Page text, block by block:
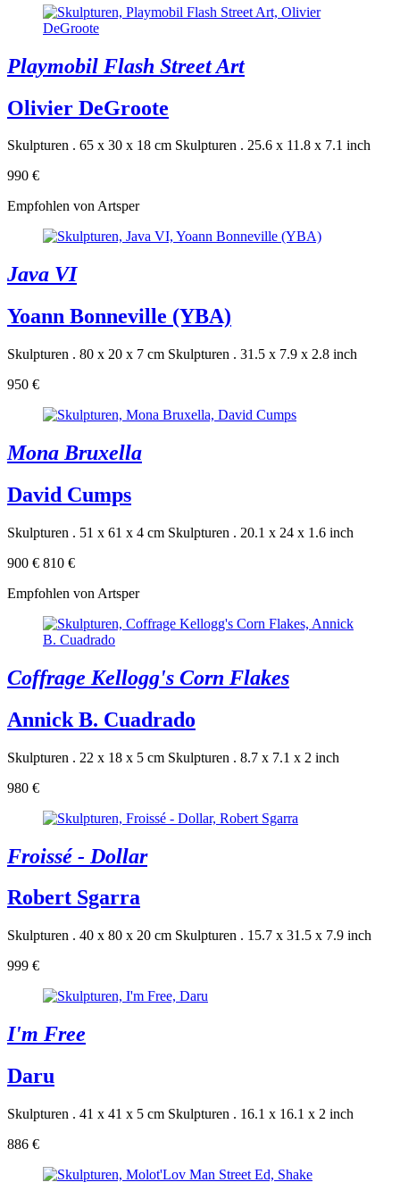
Playmobil Flash Street Art
Olivier DeGroote
Skulpturen . 65 x 30 x 18 cm Skulpturen . 25.6 x 11.8 x 7.1 inch
990 €
Empfohlen von Artsper
Java VI
Yoann Bonneville (YBA)
Skulpturen . 80 x 20 x 7 cm Skulpturen . 31.5 x 7.9 x 2.8 inch
950 €
Mona Bruxella
David Cumps
Skulpturen . 51 x 61 x 4 cm Skulpturen . 20.1 x 24 x 1.6 inch
900 € 810 €
Empfohlen von Artsper
Coffrage Kellogg's Corn Flakes
Annick B. Cuadrado
Skulpturen . 22 x 18 x 5 cm Skulpturen . 8.7 x 7.1 x 2 inch
980 €
Froissé - Dollar
Robert Sgarra
Skulpturen . 40 x 80 x 20 cm Skulpturen . 15.7 x 31.5 x 7.9 inch
999 €
I'm Free
Daru
Skulpturen . 41 x 41 x 5 cm Skulpturen . 16.1 x 16.1 x 2 inch
886 €